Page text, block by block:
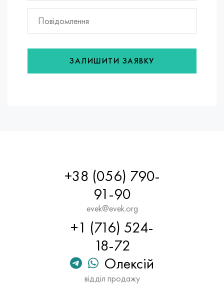
ЗАЛИШИТИ ЗАЯВКУ
+38 (056) 790-
91-90
evek@evek.org
+1 (716) 524-
18-72
Олексій
відділ продажу